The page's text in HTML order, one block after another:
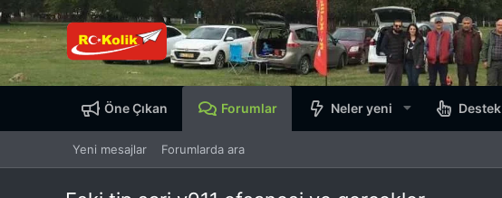
Öne Çıkan Forumlar Neler yeni Destek
Yeni mesajlar Forumlarda ara